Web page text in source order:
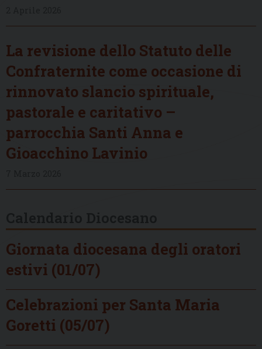
La revisione dello Statuto delle
Confraternite come occasione di
rinnovato slancio spirituale,
pastorale e caritativo –
parrocchia Santi Anna e
Gioacchino Lavinio
Giornata diocesana degli oratori
estivi (01/07)
Celebrazioni per Santa Maria
Goretti (05/07)